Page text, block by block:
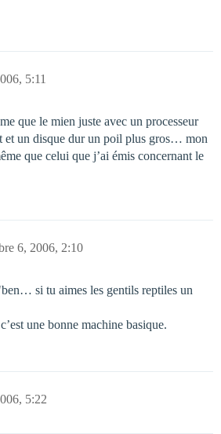
5:11
que le mien juste avec un processeur
et un disque dur un poil plus gros… mon
que celui que j’ai émis concernant le
6, 2006, 2:10
si tu aimes les gentils reptiles un
une bonne machine basique.
5:22